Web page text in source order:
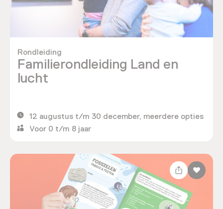
Familierondleiding Land en
lucht
Rondleiding
12 augustus t/m 30 december, meerdere opties
Voor 0 t/m 8 jaar